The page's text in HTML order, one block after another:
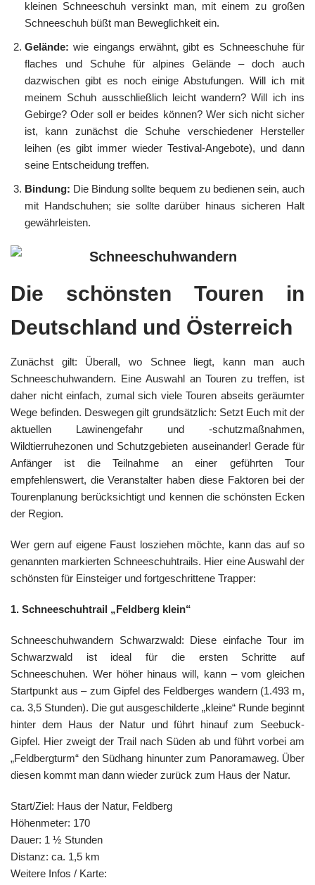
kleinen Schneeschuh versinkt man, mit einem zu großen
Schneeschuh büßt man Beweglichkeit ein.
Gelände: wie eingangs erwähnt, gibt es Schneeschuhe für
flaches und Schuhe für alpines Gelände – doch auch
dazwischen gibt es noch einige Abstufungen. Will ich mit
meinem Schuh ausschließlich leicht wandern? Will ich ins
Gebirge? Oder soll er beides können? Wer sich nicht sicher
ist, kann zunächst die Schuhe verschiedener Hersteller
leihen (es gibt immer wieder Testival-Angebote), und dann
seine Entscheidung treffen.
Bindung: Die Bindung sollte bequem zu bedienen sein, auch
mit Handschuhen; sie sollte darüber hinaus sicheren Halt
gewährleisten.
Die schönsten Touren in
Deutschland und Österreich
Zunächst gilt: Überall, wo Schnee liegt, kann man auch
Schneeschuhwandern. Eine Auswahl an Touren zu treffen, ist
daher nicht einfach, zumal sich viele Touren abseits geräumter
Wege befinden. Deswegen gilt grundsätzlich: Setzt Euch mit der
aktuellen Lawinengefahr und -schutzmaßnahmen,
Wildtierruhezonen und Schutzgebieten auseinander! Gerade für
Anfänger ist die Teilnahme an einer geführten Tour
empfehlenswert, die Veranstalter haben diese Faktoren bei der
Tourenplanung berücksichtigt und kennen die schönsten Ecken
der Region.
Wer gern auf eigene Faust losziehen möchte, kann das auf so
genannten markierten Schneeschuhtrails. Hier eine Auswahl der
schönsten für Einsteiger und fortgeschrittene Trapper:
1. Schneeschuhtrail „Feldberg klein“
Schneeschuhwandern Schwarzwald: Diese einfache Tour im
Schwarzwald ist ideal für die ersten Schritte auf
Schneeschuhen. Wer höher hinaus will, kann – vom gleichen
Startpunkt aus – zum Gipfel des Feldberges wandern (1.493 m,
ca. 3,5 Stunden). Die gut ausgeschilderte „kleine“ Runde beginnt
hinter dem Haus der Natur und führt hinauf zum Seebuck-
Gipfel. Hier zweigt der Trail nach Süden ab und führt vorbei am
„Feldbergturm“ den Südhang hinunter zum Panoramaweg. Über
diesen kommt man dann wieder zurück zum Haus der Natur.
Start/Ziel: Haus der Natur, Feldberg
Höhenmeter: 170
Dauer: 1 ½ Stunden
Distanz: ca. 1,5 km
Weitere Infos / Karte: